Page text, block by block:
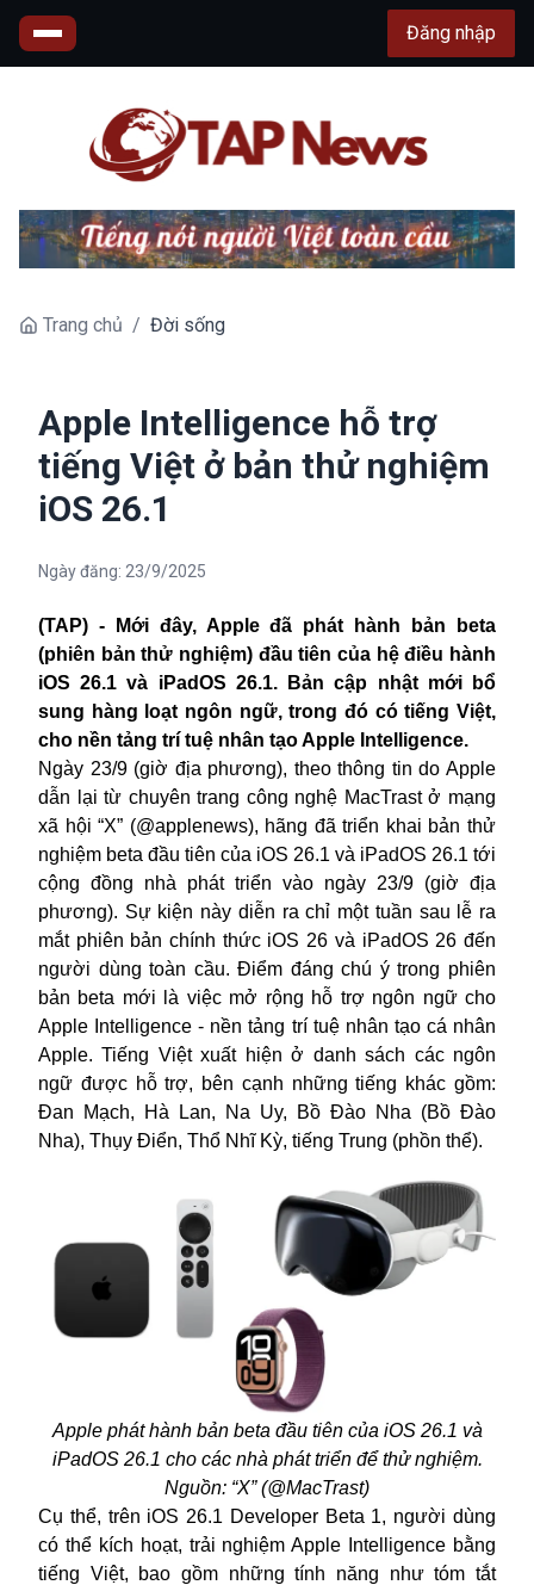
Đăng nhập
Trang chủ / Đời sống
Apple Intelligence hỗ trợ
tiếng Việt ở bản thử nghiệm
iOS 26.1
Ngày đăng: 23/9/2025
(TAP) - Mới đây, Apple đã phát hành bản beta
(phiên bản thử nghiệm) đầu tiên của hệ điều hành
iOS 26.1 và iPadOS 26.1. Bản cập nhật mới bổ
sung hàng loạt ngôn ngữ, trong đó có tiếng Việt,
cho nền tảng trí tuệ nhân tạo Apple Intelligence.
Ngày 23/9 (giờ địa phương), theo thông tin do Apple
dẫn lại từ chuyên trang công nghệ MacTrast ở mạng
xã hội “X” (@applenews), hãng đã triển khai bản thử
nghiệm beta đầu tiên của iOS 26.1 và iPadOS 26.1 tới
cộng đồng nhà phát triển vào ngày 23/9 (giờ địa
phương). Sự kiện này diễn ra chỉ một tuần sau lễ ra
mắt phiên bản chính thức iOS 26 và iPadOS 26 đến
người dùng toàn cầu. Điểm đáng chú ý trong phiên
bản beta mới là việc mở rộng hỗ trợ ngôn ngữ cho
Apple Intelligence - nền tảng trí tuệ nhân tạo cá nhân
Apple. Tiếng Việt xuất hiện ở danh sách các ngôn
ngữ được hỗ trợ, bên cạnh những tiếng khác gồm:
Đan Mạch, Hà Lan, Na Uy, Bồ Đào Nha (Bồ Đào
Nha), Thụy Điển, Thổ Nhĩ Kỳ, tiếng Trung (phồn thể).
Apple phát hành bản beta đầu tiên của iOS 26.1 và
iPadOS 26.1 cho các nhà phát triển để thử nghiệm.
Nguồn: “X” (@MacTrast)
Cụ thể, trên iOS 26.1 Developer Beta 1, người dùng
có thể kích hoạt, trải nghiệm Apple Intelligence bằng
tiếng Việt, bao gồm những tính năng như tóm tắt